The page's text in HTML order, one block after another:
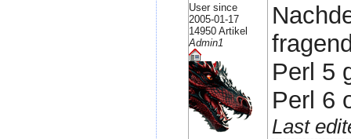
User since
2005-01-17
14950 Artikel
Admin1
Perl 5
Perl 6
Last